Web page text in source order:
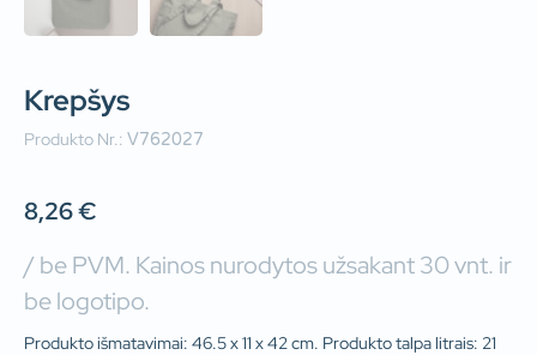
Krepšys
Produkto Nr.: V762027
8,26€
/ be PVM. Kainos nurodytos užsakant 30 vnt. ir
be logotipo.
Produkto išmatavimai: 46.5 x 11 x 42 cm. Produkto talpa litrais: 21